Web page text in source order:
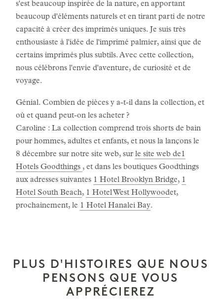
s'est beaucoup inspirée de la nature, en apportant
beaucoup d'éléments naturels et en tirant parti de notre
capacité à créer des imprimés uniques. Je suis très
enthousiaste à l'idée de l'imprimé palmier, ainsi que de
certains imprimés plus subtils. Avec cette collection,
nous célébrons l'envie d'aventure, de curiosité et de
voyage.
Génial. Combien de pièces y a-t-il dans la collection, et
où et quand peut-on les acheter ?
Caroline : La collection comprend trois shorts de bain
pour hommes, adultes et enfants, et nous la lançons le
8 décembre sur notre site web, sur le site web de1
Hotels Goodthings , et dans les boutiques Goodthings
aux adresses suivantes 1 Hotel Brooklyn Bridge, 1
Hotel South Beach, 1 Hotel West Hollywoodet,
prochainement, le 1 Hotel Hanalei Bay.
PLUS D'HISTOIRES QUE NOUS
PENSONS QUE VOUS
APPRÉCIEREZ